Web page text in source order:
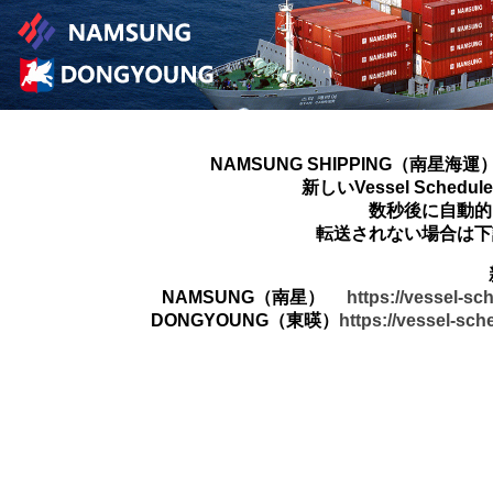
NAMSUNG SHIPPING（南星海運
新しいVessel
数秒後に自動
転送されない場合は
NAMSUNG（南星）
https://vessel-
DONGYOUNG（東暎）
https://vessel-